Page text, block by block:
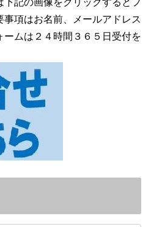
事項はお名前、メールアドレス
ムは２４時間３６５日受付を